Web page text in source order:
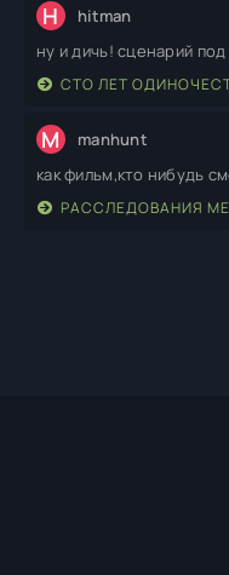
H hitman
ну и дичь! сценарий
СТО ЛЕТ
M manhunt
как фильм,кто нибудь
РАССЛЕДОВАНИЯ